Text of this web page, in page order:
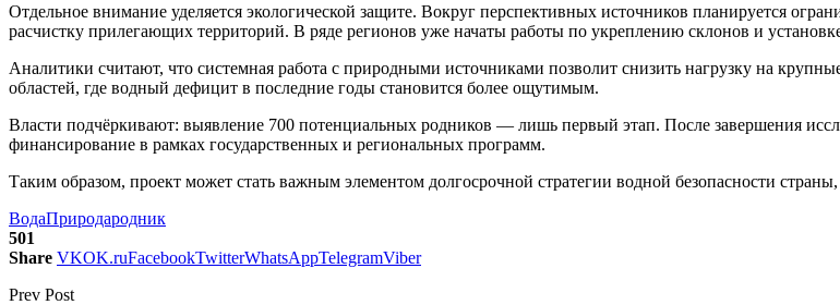
Отдельное внимание уделяется экологической защите. Вокруг перспективных источников планируется
расчистку прилегающих территорий. В ряде регионов уже начаты работы по укреплению склонов и
Аналитики считают, что системная работа с природными источниками позволит снизить нагрузку на
областей, где водный дефицит в последние годы становится более ощутимым.
Власти подчёркивают: выявление 700 потенциальных родников — лишь первый этап. После завершения
финансирование в рамках государственных и региональных программ.
Таким образом, проект может стать важным элементом долгосрочной стратегии водной безопасности
ВодаПриродародник
501
Share VKOK.ruFacebookTwitterWhatsAppTelegramViber
Prev Post